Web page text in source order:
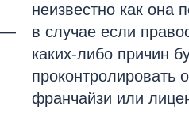
неизвестно как она
в случае если
каких-либо причин
проконтролировать
франчайзи или